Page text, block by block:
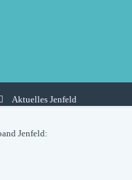
Aktuelles Jenfeld
Jenfeld: